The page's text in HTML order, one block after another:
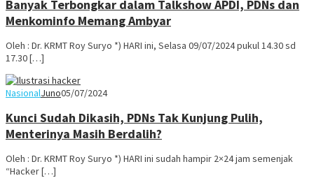
Banyak Terbongkar dalam Talkshow APDI, PDNs dan
Menkominfo Memang Ambyar
Oleh : Dr. KRMT Roy Suryo *) HARI ini, Selasa 09/07/2024 pukul 14.30 sd
17.30 […]
NasionalJuno05/07/2024
Kunci Sudah Dikasih, PDNs Tak Kunjung Pulih,
Menterinya Masih Berdalih?
Oleh : Dr. KRMT Roy Suryo *) HARI ini sudah hampir 2×24 jam semenjak
“Hacker […]